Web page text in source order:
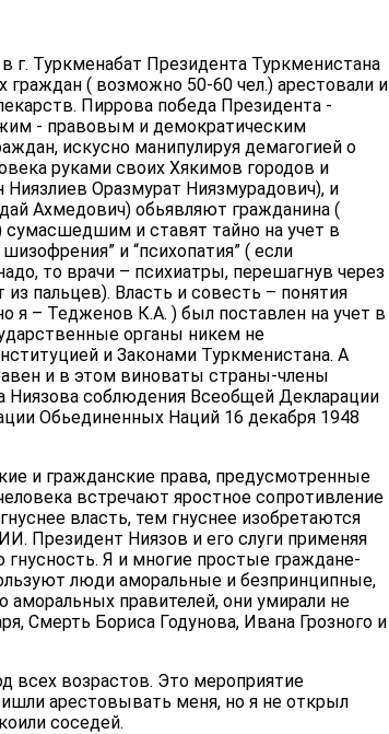
Туркменабат Президента Туркменистана
граждан ( возможно 50-60 чел.) арестовали и
Пиррова победа Президента -
- правовым и демократическим
искусно манипулируя демагогией о
руками своих Хякимов городов и
Ниязлиев Оразмурат Ниязмурадович), и
Ахмедович) обьявляют гражданина (
сумасшедшим и ставят тайно на учет в
и “психопатия” ( если
то врачи – психиатры, перешагнув через
из пальцев). Власть и совесть – понятия
я – Тедженов К.А. ) был поставлен на учет в
органы никем не
и Законами Туркменистана. А
и в этом виноваты страны-члены
соблюдения Всеобщей Декларации
Обьединенных Наций 16 декабря 1948
и гражданские права, предусмотренные
встречают яростное сопротивление
власть, тем гнуснее изобретаются
Президент Ниязов и его слуги применяя
Я и многие простые граждане-
люди аморальные и безпринципные,
аморальных правителей, они умирали не
Смерть Бориса Годунова, Ивана Грозного и
всех возрастов. Это мероприятие
арестовывать меня, но я не открыл
соседей.